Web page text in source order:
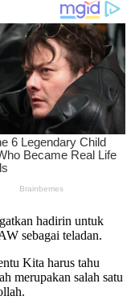
hadirin untuk
sebagai teladan.
Kita harus tahu
merupakan salah satu